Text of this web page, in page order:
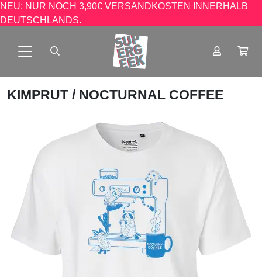
NEU: NUR NOCH 3,90€ VERSANDKOSTEN INNERHALB
DEUTSCHLANDS.
KIMPRUT / NOCTURNAL COFFEE